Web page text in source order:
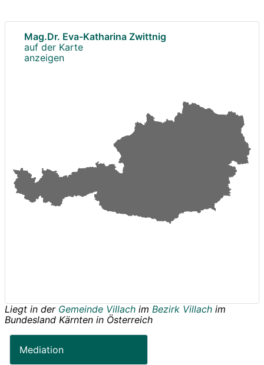
Mag.Dr. Eva-Katharina Zwittnig
auf der Karte
anzeigen
Liegt in der Gemeinde Villach im Bezirk Villach im
Bundesland Kärnten in Österreich
Mediation